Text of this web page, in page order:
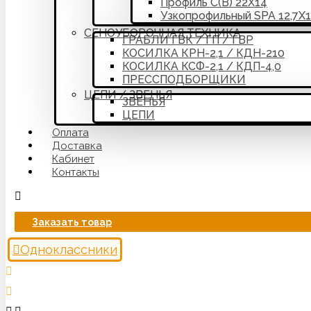
Узкопрофильный SPA
СЕНОУБОРОЧНАЯ ТЕХНИКА
ГРАБЛИ ГВК / ГП / ГВР
КОСИЛКА КРН-2,1 / КДН-210
КОСИЛКА КСФ-2,1 / КДП-4,0
ПРЕССПОДБОРЩИКИ
ЦЕПИ / ЗВЕНЬЯ
ЗВЕНЬЯ
ЦЕПИ
Оплата
Доставка
Кабинет
Контакты
Заказать товар
Одноклассники